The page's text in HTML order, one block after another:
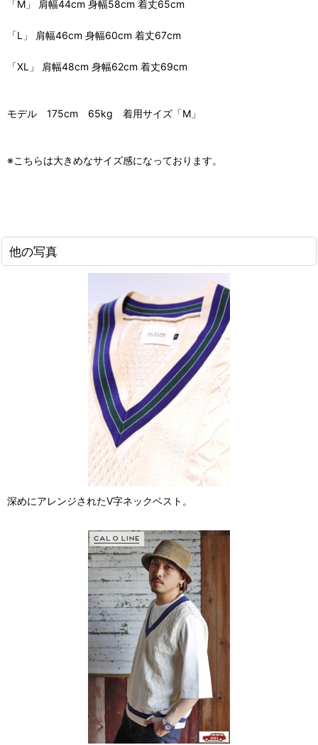
「M」 肩幅44cm 身幅58cm 着丈65cm
「L」 肩幅46cm 身幅60cm 着丈67cm
「XL」 肩幅48cm 身幅62cm 着丈69cm
モデル 175cm 65kg 着用サイズ「M」
※こちらは大きめなサイズ感になっております。
他の写真
深めにアレンジされたV字ネックベスト。